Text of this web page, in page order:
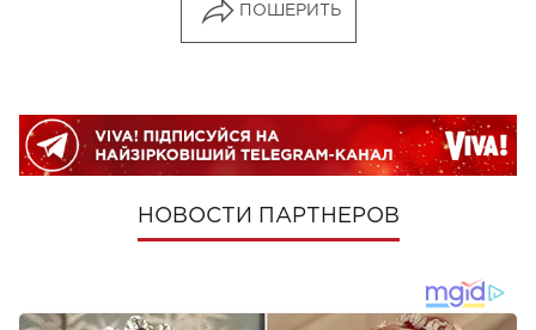
ПОШЕРИТЬ
НОВОСТИ ПАРТНЕРОВ